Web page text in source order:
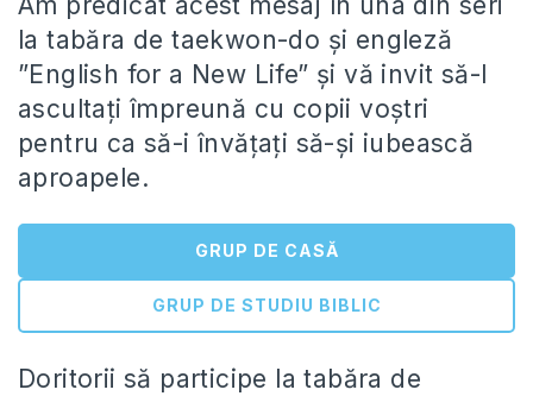
la tabăra de taekwon-do și engleză
”English for a New Life” și vă invit să-l
ascultați împreună cu copii voștri
pentru ca să-i învățați să-și iubească
aproapele.
GRUP DE CASĂ
GRUP DE STUDIU BIBLIC
Doritorii să participe la tabăra de